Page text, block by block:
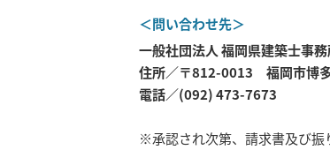
＜問い合わせ先＞
一般社団法人 福岡県建築士事
住所／〒812-0013 福岡市博
電話／(092) 473-7673
承認され次第、請求書及び振